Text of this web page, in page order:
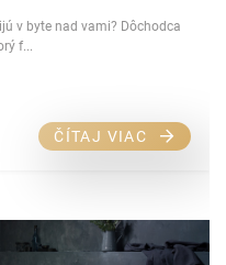
v byte nad vami? Dôchodca
f...
ČÍTAJ VIAC